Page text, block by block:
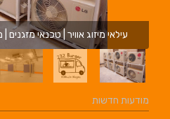
עילאי מיזוג אוויר | טכנאי מזגנים
מודעות חדשות